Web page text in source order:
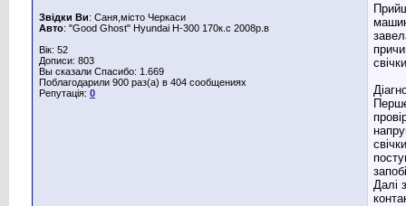
Звідки Ви: Саня,місто Черкаси
Авто: "Good Ghost" Hyundai H-300 170к.с 2008р.в
Вік: 52
Дописи: 803
Вы сказали Спасибо: 1.669
Поблагодарили 900 раз(а) в 404 сообщениях
Репутація: 0
Далі